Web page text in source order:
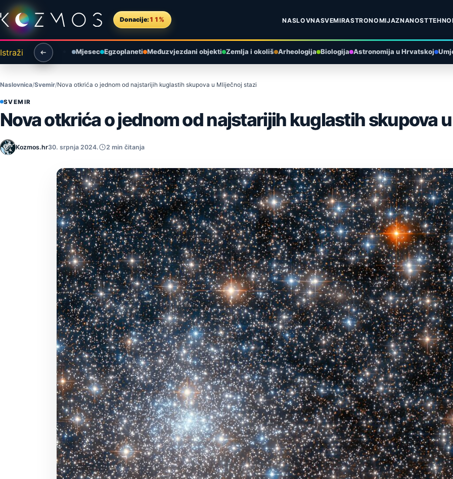
Preskoči na sadržaj
Donacije: 11% NASLOVNASVEMIRASTRONOMIJAZNANOST
Istraži Mjesec Egzoplaneti Međuzvjezdani objekti Zemlja i okoliš Arheologija Biologija Astronomija u Hrvatskoj
Naslovnica Svemir Nova otkrića o jednom od najstarijih kuglastih skupova u Mliječnoj stazi
SVEMIR
Nova otkrića o jednom od najstarijih kuglastih skupova
Kozmos.hr30. srpnja 2024. 2 min čitanja